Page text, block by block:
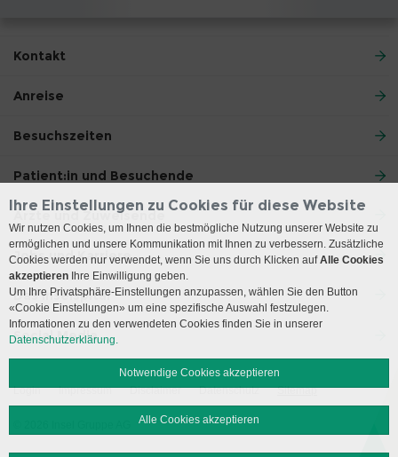
Kontakt
Anreise
Besuchszeiten
Patient:in und Besuchende
Ärzte und Zuweisende
Jobs und Karriere
Das Inselspital
Social Media
Login Impressum Disclaimer Datenschutz Sitemap
Ihre Einstellungen zu Cookies für diese Website
Wir nutzen Cookies, um Ihnen die bestmögliche Nutzung unserer Website zu
ermöglichen und unsere Kommunikation mit Ihnen zu verbessern. Zusätzliche
Cookies werden nur verwendet, wenn Sie uns durch Klicken aufAlle Cookies
akzeptieren Ihre Einwilligung geben.
Um Ihre Privatsphäre-Einstellungen anzupassen, wählen Sie den Button
«Cookie Einstellungen» um eine spezifische Auswahl festzulegen.
Informationen zu den verwendeten Cookies finden Sie in unserer
Datenschutzerklärung.
Notwendige Cookies akzeptieren
Alle Cookies akzeptieren